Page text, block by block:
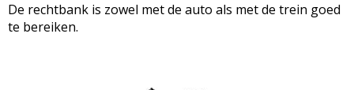
De rechtbank is zowel met de auto als met de trein goed
te bereiken.